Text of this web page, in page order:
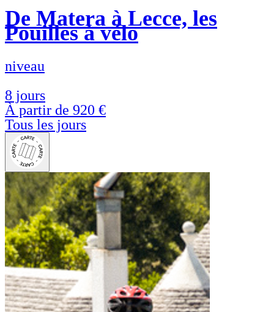
De Matera à Lecce, les
Pouilles à vélo
niveau
8 jours
À partir de 920 €
Tous les jours